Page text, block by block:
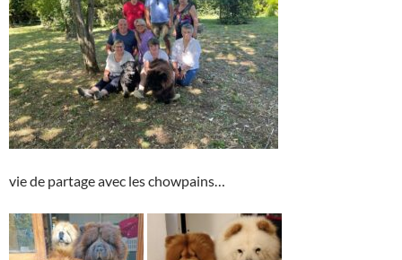
vie de partage avec les chowpains…